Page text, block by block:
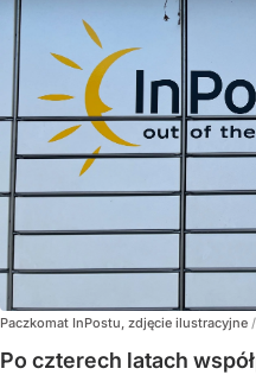
Paczkomat InPostu, zdjęcie ilustracyjne
Po czterech latach